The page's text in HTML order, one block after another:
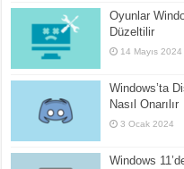
Oyunlar
Düzeltilir
14 Mayıs 2024
Windows’ta
Nasıl Onarılır
3 Ocak 2024
Windows